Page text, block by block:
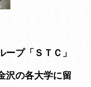
プ「ＳＴＣ」
沢の各大学に留